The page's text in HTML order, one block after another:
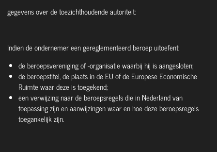
gegevens over de toezichthoudende autoriteit:
Indien de ondernemer een gereglementeerd beroep uitoefent:
de beroepsvereniging of -organisatie waarbij hij is aangesloten;
de beroepstitel, de plaats in de EU of de Europese Economische
Ruimte waar deze is toegekend;
een verwijzing naar de beroepsregels die in Nederland van
toepassing zijn en aanwijzingen waar en hoe deze beroepsregels
toegankelijk zijn.